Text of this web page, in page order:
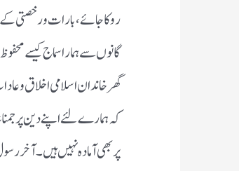
روکا جائے ،بارات و رخصتی
گانوں سے ہمارا سماج کیسے
گھر خاندان اسلامی اخلاق
کہ ہمارے لئے اپنے دین پر
پر بھی آمادہ نہیں ہیں۔ آخر